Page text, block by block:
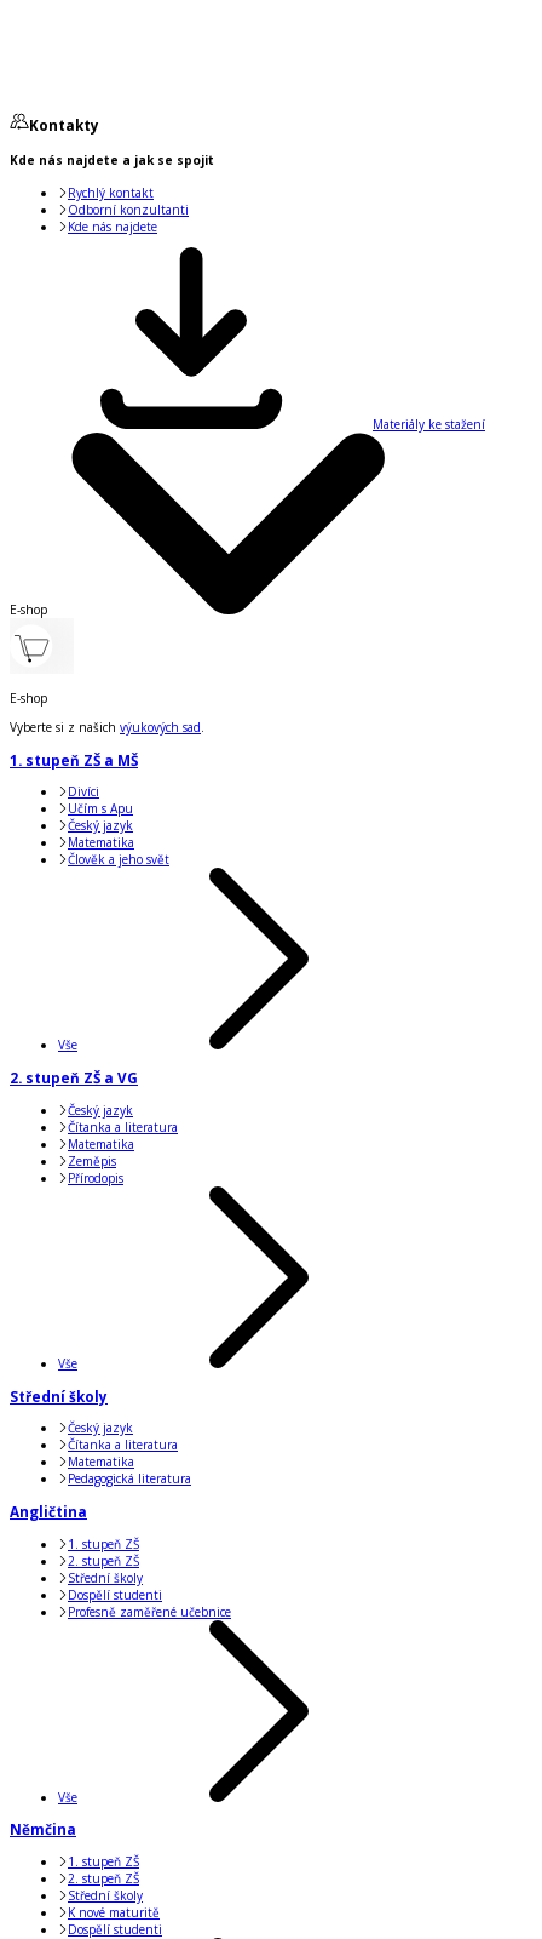
Kontakty
Kde nás najdete a jak se spojit
Rychlý kontakt
Odborní konzultanti
Kde nás najdete
Materiály ke stažení
E-shop
E-shop
Vyberte si z našich výukových sad.
1. stupeň ZŠ a MŠ
Divíci
Učím s Apu
Český jazyk
Matematika
Člověk a jeho svět
Vše
2. stupeň ZŠ a VG
Český jazyk
Čítanka a literatura
Matematika
Zeměpis
Přírodopis
Vše
Střední školy
Český jazyk
Čítanka a literatura
Matematika
Pedagogická literatura
Angličtina
1. stupeň ZŠ
2. stupeň ZŠ
Střední školy
Dospělí studenti
Profesně zaměřené učebnice
Vše
Němčina
1. stupeň ZŠ
2. stupeň ZŠ
Střední školy
K nové maturitě
Dospělí studenti